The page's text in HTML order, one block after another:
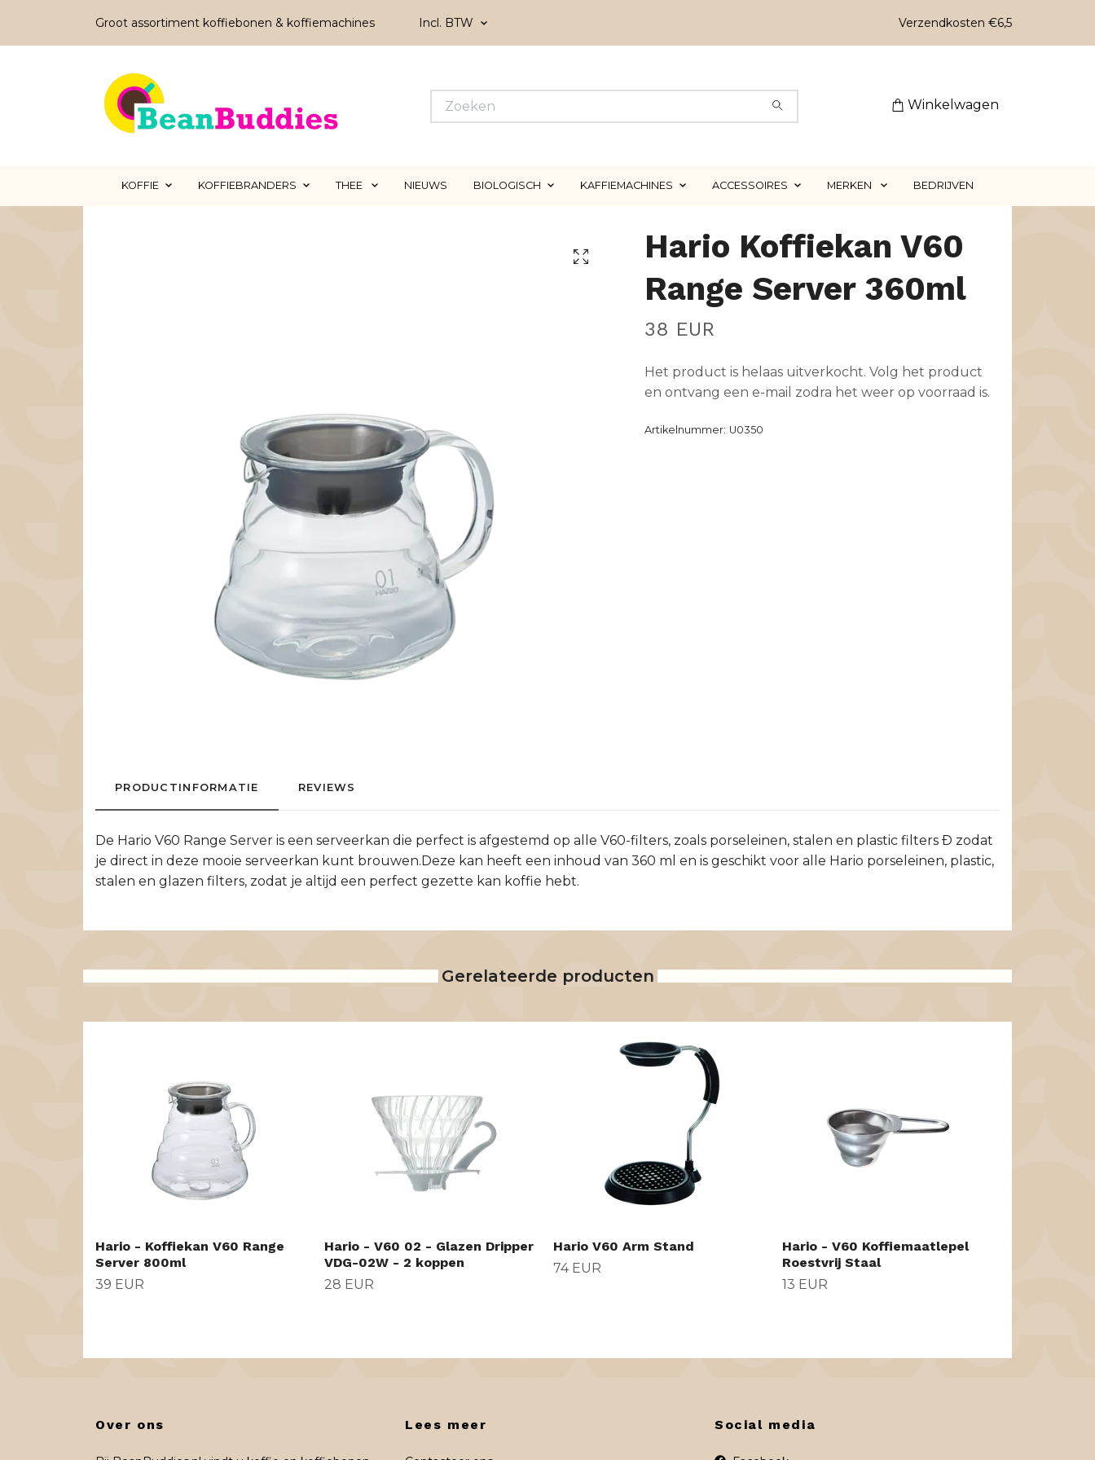
Groot assortiment koffiebonen & koffiemachines Incl. BTW Verzendkosten €6,5
Winkelwagen
KOFFIE KOFFIEBRANDERS THEE NIEUWS BIOLOGISCH KAFFIEMACHINES ACCESSOIRES MERKEN BEDRIJVEN
Hario Koffiekan V60
Range Server 360ml
38 EUR
Het product is helaas uitverkocht. Volg het product
en ontvang een e-mail zodra het weer op voorraad is.
Artikelnummer: U0350
PRODUCTINFORMATIE REVIEWS
De Hario V60 Range Server is een serveerkan die perfect is afgestemd op alle V60-filters, zoals porseleinen, stalen en plastic filters Ð zodat
je direct in deze mooie serveerkan kunt brouwen.Deze kan heeft een inhoud van 360 ml en is geschikt voor alle Hario porseleinen, plastic,
stalen en glazen filters, zodat je altijd een perfect gezette kan koffie hebt.
Gerelateerde producten
Hario - Koffiekan V60 Range
Server 800ml
39 EUR
Hario - V60 02 - Glazen Dripper
VDG-02W - 2 koppen
28 EUR
Hario V60 Arm Stand
74 EUR
Hario - V60 Koffiemaatlepel
Roestvrij Staal
13 EUR
Over ons Lees meer Social media